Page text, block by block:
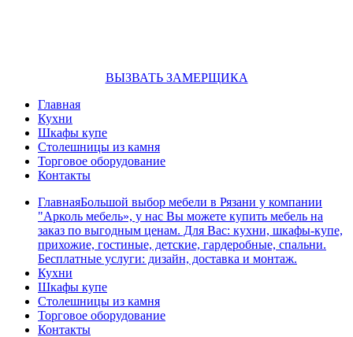
ВЫЗВАТЬ ЗАМЕРЩИКА
Главная
Кухни
Шкафы купе
Столешницы из камня
Торговое оборудование
Контакты
ГлавнаяБольшой выбор мебели в Рязани у компании
"Арколь мебель», у нас Вы можете купить мебель на
заказ по выгодным ценам. Для Вас: кухни, шкафы-купе,
прихожие, гостиные, детские, гардеробные, спальни.
Бесплатные услуги: дизайн, доставка и монтаж.
Кухни
Шкафы купе
Столешницы из камня
Торговое оборудование
Контакты